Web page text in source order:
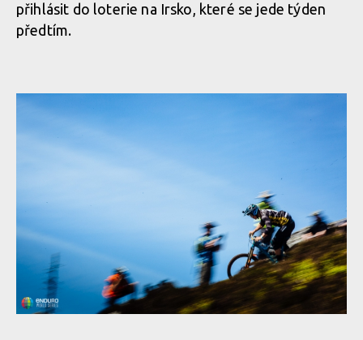
přihlásit do loterie na Irsko, které se jede týden
předtím.